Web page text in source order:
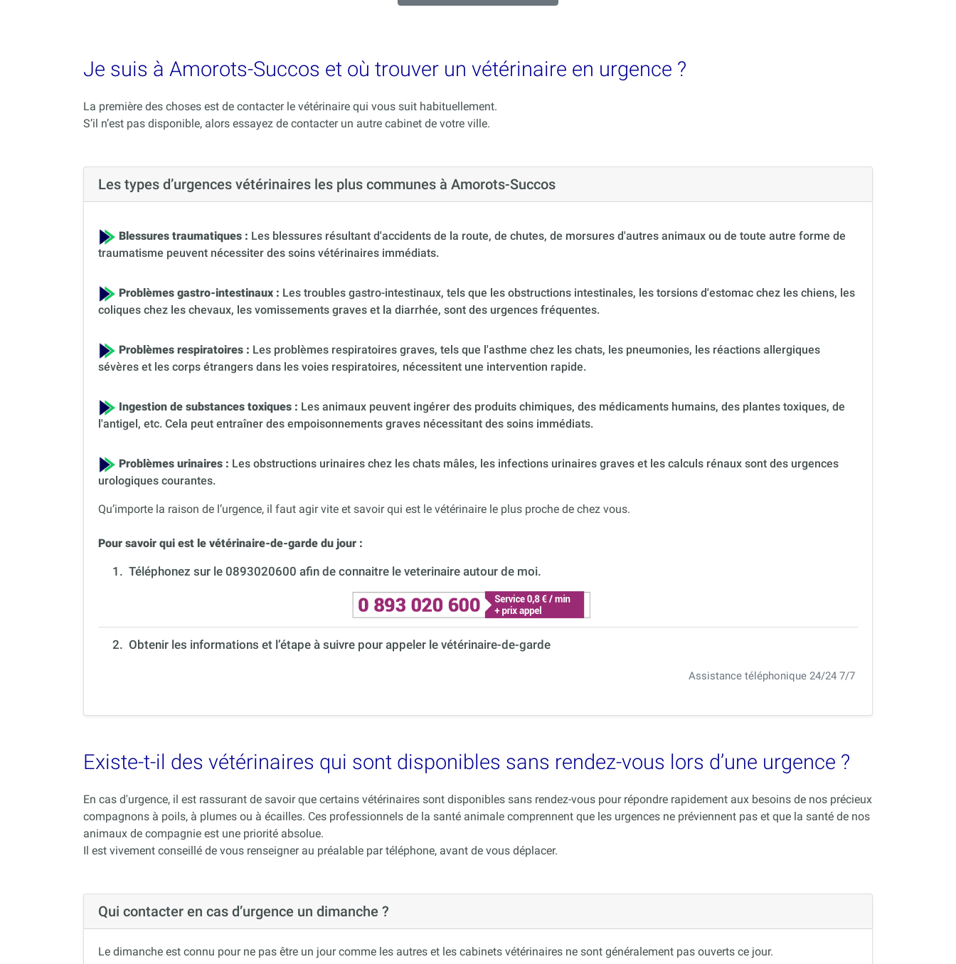
Je suis à Amorots-Succos et où trouver un vétérinaire en urgence ?
La première des choses est de contacter le vétérinaire qui vous suit habituellement.
S’il n’est pas disponible, alors essayez de contacter un autre cabinet de votre ville.
Les types d’urgences vétérinaires les plus communes à Amorots-Succos
Blessures traumatiques : Les blessures résultant d'accidents de la route, de chutes, de morsures d'autres animaux ou de toute autre forme de
traumatisme peuvent nécessiter des soins vétérinaires immédiats.
Problèmes gastro-intestinaux : Les troubles gastro-intestinaux, tels que les obstructions intestinales, les torsions d'estomac chez les chiens, les
coliques chez les chevaux, les vomissements graves et la diarrhée, sont des urgences fréquentes.
Problèmes respiratoires : Les problèmes respiratoires graves, tels que l'asthme chez les chats, les pneumonies, les réactions allergiques
sévères et les corps étrangers dans les voies respiratoires, nécessitent une intervention rapide.
Ingestion de substances toxiques : Les animaux peuvent ingérer des produits chimiques, des médicaments humains, des plantes toxiques, de
l'antigel, etc. Cela peut entraîner des empoisonnements graves nécessitant des soins immédiats.
Problèmes urinaires : Les obstructions urinaires chez les chats mâles, les infections urinaires graves et les calculs rénaux sont des urgences
urologiques courantes.
Qu’importe la raison de l’urgence, il faut agir vite et savoir qui est le vétérinaire le plus proche de chez vous.
Pour savoir qui est le vétérinaire-de-garde du jour :
1. Téléphonez sur le 0893020600 afin de connaitre le veterinaire autour de moi.
2. Obtenir les informations et l’étape à suivre pour appeler le vétérinaire-de-garde
Assistance téléphonique 24/24 7/7
Existe-t-il des vétérinaires qui sont disponibles sans rendez-vous lors d’une urgence ?
En cas d'urgence, il est rassurant de savoir que certains vétérinaires sont disponibles sans rendez-vous pour répondre rapidement aux besoins de nos précieux
compagnons à poils, à plumes ou à écailles. Ces professionnels de la santé animale comprennent que les urgences ne préviennent pas et que la santé de nos
animaux de compagnie est une priorité absolue.
Il est vivement conseillé de vous renseigner au préalable par téléphone, avant de vous déplacer.
Qui contacter en cas d’urgence un dimanche ?
Le dimanche est connu pour ne pas être un jour comme les autres et les cabinets vétérinaires ne sont généralement pas ouverts ce jour.